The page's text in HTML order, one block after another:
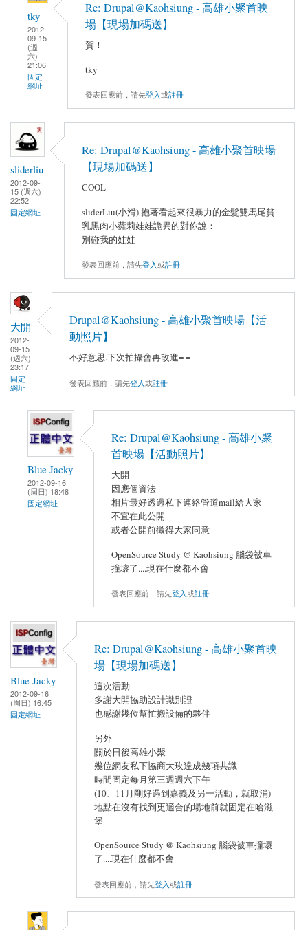
tky
2012-
09-15
(週
六)
21:06
固定
網址
Re: Drupal@Kaohsiung - 高雄小聚首映
場【現場加碼送】
賀！
tky
發表回應前，請先登入或註冊
sliderliu
2012-09-
15 (週六)
22:52
固定網址
Re: Drupal@Kaohsiung - 高雄小聚首映場
【現場加碼送】
COOL
sliderLiu(小滑) 抱著看起來很暴力的金髮雙馬尾貧
乳黑肉小蘿莉娃娃詭異的對你說：
別碰我的娃娃
發表回應前，請先登入或註冊
大開
2012-
09-15
(週六)
23:17
固定
網址
Drupal@Kaohsiung - 高雄小聚首映場【活
動照片】
不好意思.下次拍攝會再改進= =
發表回應前，請先登入或註冊
Blue Jacky
2012-09-16
(周日) 18:48
固定網址
Re: Drupal@Kaohsiung - 高雄小聚
首映場【活動照片】
大開
因應個資法
相片最好透過私下連絡管道mail給大家
不宜在此公開
或者公開前徵得大家同意
OpenSource Study @ Kaohsiung 腦袋被車
撞壞了....現在什麼都不會
發表回應前，請先登入或註冊
Blue Jacky
2012-09-16
(周日) 16:45
固定網址
Re: Drupal@Kaohsiung - 高雄小聚首映
場【現場加碼送】
這次活動
多謝大開協助設計識別證
也感謝幾位幫忙搬設備的夥伴
另外
關於日後高雄小聚
幾位網友私下協商大玫達成幾項共識
時間固定每月第三週週六下午
(10、11月剛好遇到嘉義及另一活動，就取消)
地點在沒有找到更適合的場地前就固定在哈滋
堡
OpenSource Study @ Kaohsiung 腦袋被車撞壞
了....現在什麼都不會
發表回應前，請先登入或註冊